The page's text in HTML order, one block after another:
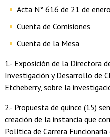
Acta N° 616 de 21 de
Cuenta de Comisiones
Cuenta de la Mesa
1.- Exposición de la Directora
Investigación y Desarrollo de
Etcheberry, sobre la
2.- Propuesta de quince (15)
creación de la instancia que
Política de Carrera Funcionaria